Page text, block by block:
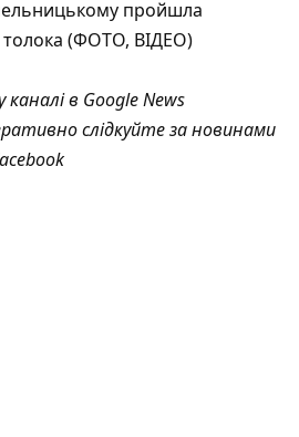
пройшла
(ФОТО, ВІДЕО)
каналі в Google News
слідкуйте за новинами